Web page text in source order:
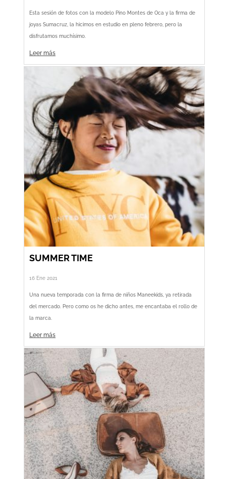
Esta sesión de fotos con la modelo Pino Montes de Oca y la firma de
joyas Sumacruz, la hicimos en estudio en pleno febrero, pero la
disfrutamos muchísimo.
Leer más
SUMMER TIME
16 Ene 2021
Una nueva temporada con la firma de niños Maneekids, ya retirada
del mercado. Pero como os he dicho antes, me encantaba el rollo de
la marca.
Leer más